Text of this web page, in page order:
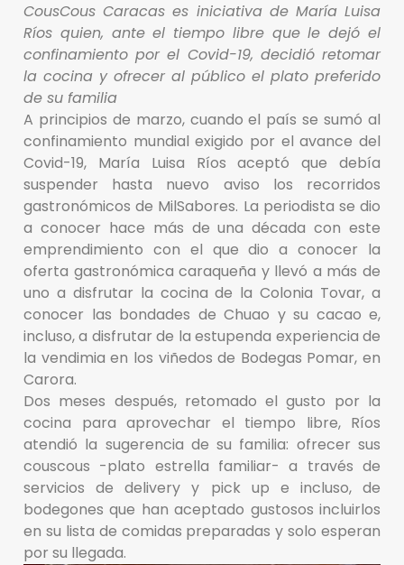
CousCous Caracas es iniciativa de María Luisa
Ríos quien, ante el tiempo libre que le dejó el
confinamiento por el Covid-19, decidió retomar
la cocina y ofrecer al público el plato preferido
de su familia
A principios de marzo, cuando el país se sumó al
confinamiento mundial exigido por el avance del
Covid-19, María Luisa Ríos aceptó que debía
suspender hasta nuevo aviso los recorridos
gastronómicos de MilSabores. La periodista se dio
a conocer hace más de una década con este
emprendimiento con el que dio a conocer la
oferta gastronómica caraqueña y llevó a más de
uno a disfrutar la cocina de la Colonia Tovar, a
conocer las bondades de Chuao y su cacao e,
incluso, a disfrutar de la estupenda experiencia de
la vendimia en los viñedos de Bodegas Pomar, en
Carora.
Dos meses después, retomado el gusto por la
cocina para aprovechar el tiempo libre, Ríos
atendió la sugerencia de su familia: ofrecer sus
couscous -plato estrella familiar- a través de
servicios de delivery y pick up e incluso, de
bodegones que han aceptado gustosos incluirlos
en su lista de comidas preparadas y solo esperan
por su llegada.